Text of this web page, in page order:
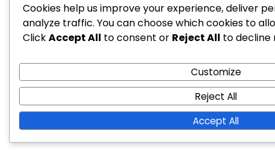
Cookies help us improve your experience, deliver
analyze traffic. You can choose which cookies to
ClickAccept All to consent or Reject All to decline
Customize
Reject All
Accept All